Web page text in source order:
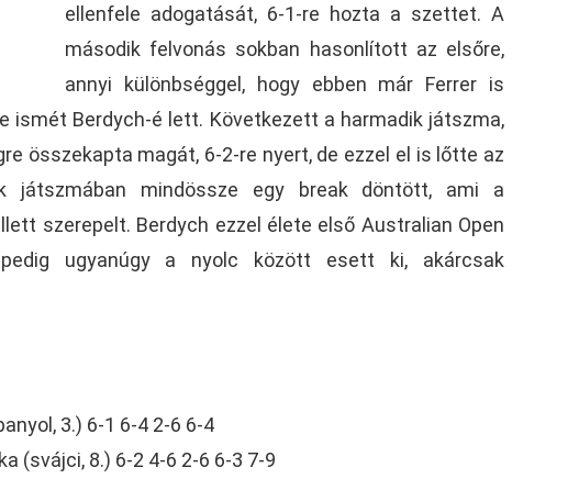
ellenfele adogatását, 6-1-re hozta a szettet. A
második felvonás sokban hasonlított az elsőre,
annyi különbséggel, hogy ebben már Ferrer is
ismét Berdych-é lett. Következett a harmadik játszma,
összekapta magát, 6-2-re nyert, de ezzel el is lőtte az
játszmában mindössze egy break döntött, ami a
szerepelt. Berdych ezzel élete első Australian Open
pedig ugyanúgy a nyolc között esett ki, akárcsak
3.) 6-1 6-4 2-6 6-4
(svájci, 8.) 6-2 4-6 2-6 6-3 7-9